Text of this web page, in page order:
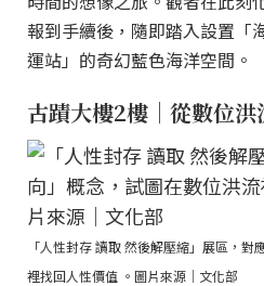
報到手續後，隨即踏入設置「
運站」的奇幻藍色海洋空間。
古蹟大樓2樓｜從數位
「人性封存 讀取 然後解壓縮」展區，
裡找回人性價值 。圖片來源｜文化部